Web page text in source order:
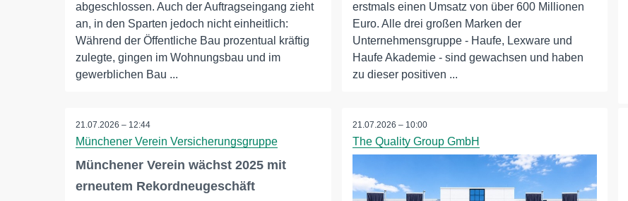
abgeschlossen. Auch der Auftragseingang zieht
an, in den Sparten jedoch nicht einheitlich:
Während der Öffentliche Bau prozentual kräftig
zulegte, gingen im Wohnungsbau und im
gewerblichen Bau ...
erstmals einen Umsatz von über 600 Millionen
Euro. Alle drei großen Marken der
Unternehmensgruppe - Haufe, Lexware und
Haufe Akademie - sind gewachsen und haben
zu dieser positiven ...
21.07.2026 – 12:44
Münchener Verein Versicherungsgruppe
Münchener Verein wächst 2025 mit
erneutem Rekordneugeschäft
21.07.2026 – 10:00
The Quality Group GmbH